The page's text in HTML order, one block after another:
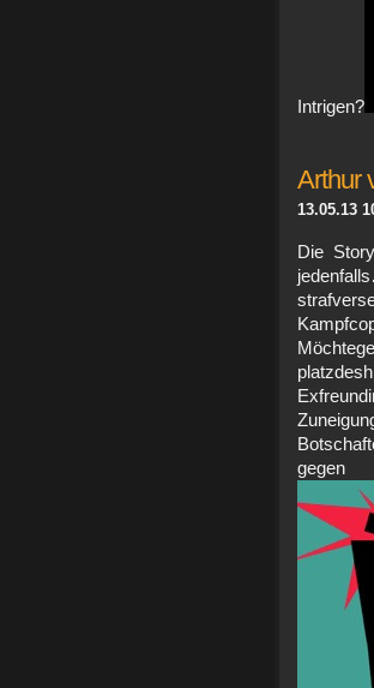
Intrigen?
Arthur
13.05.13
Die